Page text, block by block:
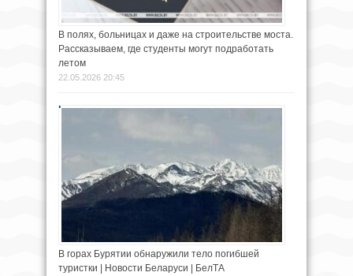
В полях, больницах и даже на строительстве моста.
Рассказываем, где студенты могут подработать
летом
22.05.2026 20:45
В горах Бурятии обнаружили тело погибшей
туристки | Новости Беларуси | БелТА